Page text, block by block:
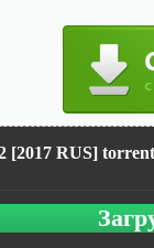
[2017 RUS] torrent